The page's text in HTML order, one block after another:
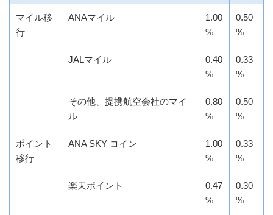
マイル移
行
ANAマイル
1.00
%
0.50
%
JALマイル
0.40
%
0.33
%
その他、提携航空会社のマイ
ル
0.80
%
0.50
%
ポイント
移行
ANA SKY コイン
1.00
%
0.33
%
楽天ポイント
0.47
%
0.30
%